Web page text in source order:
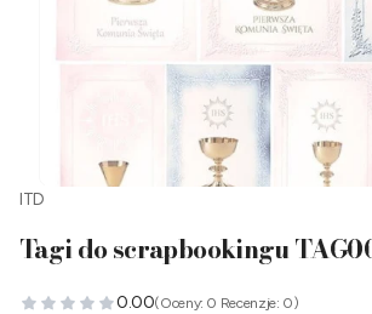
ITD
Tagi do scrapbookingu
0.00(Oceny: 0 Recenzje: 0)